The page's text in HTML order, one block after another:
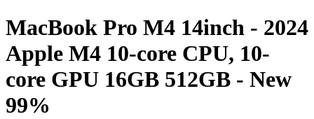
MacBook Pro M4 14inch - 2024
Apple M4 10-core CPU, 10-
core GPU 16GB 512GB - New
99%